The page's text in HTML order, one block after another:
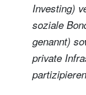
Investing)
soziale
genannt)
private